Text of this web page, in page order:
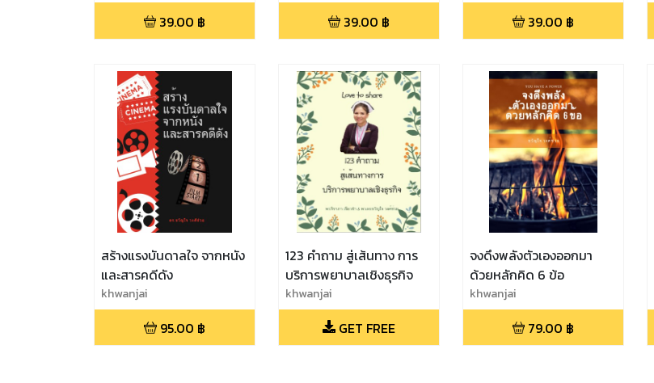
39.00 ฿ 39.00 ฿ 39.00 ฿
สร้างแรงบันดาลใจ จากหนัง
และสารคดีดัง
khwanjai
95.00 ฿
123 คำถาม สู่เส้นทาง การ
บริการพยาบาลเชิงธุรกิจ
khwanjai
GET FREE
จงดึงพลังตัวเองออกมา
ด้วยหลักคิด 6 ข้อ
khwanjai
79.00 ฿